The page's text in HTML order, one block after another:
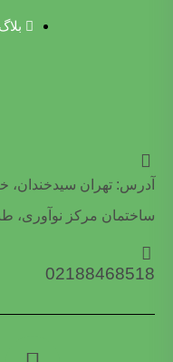
بلاگ
آدرس: تهران سیدخندان،
ساختمان مرکز نوآوری،
02188468518